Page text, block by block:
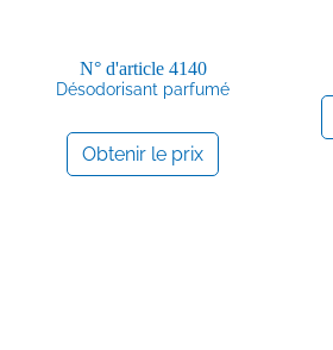
N° d'article 4140
Désodorisant parfumé
Obtenir le prix